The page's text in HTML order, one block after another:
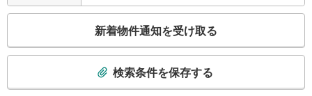
《多機能トイレ》
・点字運賃表
検
新着物件通知を受け取る
検索条件を保存する